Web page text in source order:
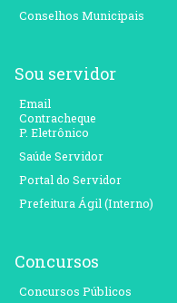
Conselhos Municipais
Sou servidor
Email
Contracheque
P. Eletrônico
Saúde Servidor
Portal do Servidor
Prefeitura Ágil (Interno)
Concursos
Concursos Públicos